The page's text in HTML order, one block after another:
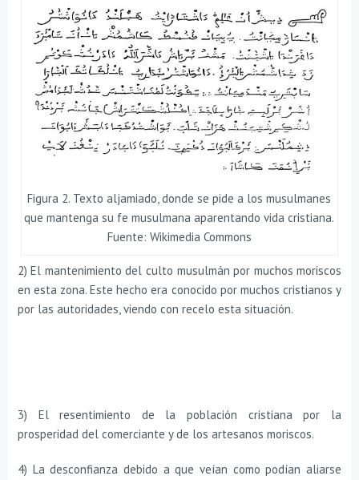
Figura 2. Texto aljamiado, donde se pide a los musulmanes
que mantenga su fe musulmana aparentando vida cristiana.
Fuente: Wikimedia Commons
2) El mantenimiento del culto musulmán por muchos moriscos
en esta zona. Este hecho era conocido por muchos cristianos y
por las autoridades, viendo con recelo esta situación.
3) El resentimiento de la población cristiana por la
prosperidad del comerciante y de los artesanos moriscos.
4) La desconfianza debido a que veían como podían aliarse